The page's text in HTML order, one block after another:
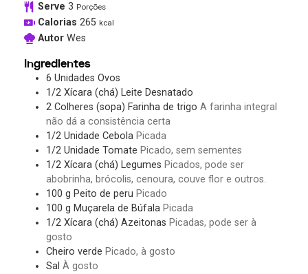
Serve 3 Porções
Calorias 265 kcal
Autor Wes
Ingredientes
6 Unidades Ovos
1/2 Xícara (chá) Leite Desnatado
2 Colheres (sopa) Farinha de trigo A farinha integral
não dá a consistência certa
1/2 Unidade Cebola Picada
1/2 Unidade Tomate Picado, sem sementes
1/2 Xícara (chá) Legumes Picados, pode ser
abobrinha, brócolis, cenoura, couve flor e outros.
100 g Peito de peru Picado
100 g Muçarela de Búfala Picada
1/2 Xícara (chá) Azeitonas Picadas, pode ser à
gosto
Cheiro verde Picado, à gosto
Sal À gosto